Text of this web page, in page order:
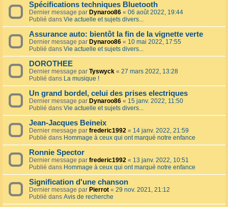
Spécifications techniques Bluetooth
Dernier message par Dynaroo86 « 06 août 2022, 19:44
Publié dans Vie actuelle et sujets divers...
Assurance auto: bientôt la fin de la vignette verte
Dernier message par Dynaroo86 « 10 mai 2022, 17:55
Publié dans Vie actuelle et sujets divers...
DOROTHEE
Dernier message par Tyswyck « 27 mars 2022, 13:28
Publié dans La musique !
Un grand bordel, celui des prises electriques
Dernier message par Dynaroo86 « 15 janv. 2022, 11:50
Publié dans Vie actuelle et sujets divers...
Jean-Jacques Beineix
Dernier message par frederic1992 « 14 janv. 2022, 21:59
Publié dans Hommage à ceux qui ont marqué notre enfance
Ronnie Spector
Dernier message par frederic1992 « 13 janv. 2022, 10:51
Publié dans Hommage à ceux qui ont marqué notre enfance
Signification d'une chanson
Dernier message par Pierrot « 29 nov. 2021, 21:12
Publié dans Avis de recherche